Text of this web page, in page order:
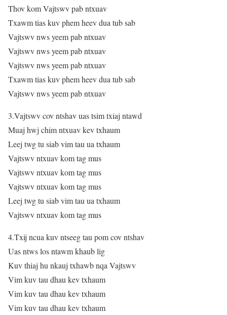
Thov kom Vajtswv pab ntxuav
Txawm tias kuv phem heev dua tub sab
Vajtswv nws yeem pab ntxuav
Vajtswv nws yeem pab ntxuav
Vajtswv nws yeem pab ntxuav
Txawm tias kuv phem heev dua tub sab
Vajtswv nws yeem pab ntxuav
3.Vajtswv cov ntshav uas tsim txiaj ntawd
Muaj hwj chim ntxuav kev txhaum
Leej twg tu siab vim tau ua txhaum
Vajtswv ntxuav kom tag mus
Vajtswv ntxuav kom tag mus
Vajtswv ntxuav kom tag mus
Leej twg tu siab vim tau ua txhaum
Vajtswv ntxuav kom tag mus
4.Txij ncua kuv ntseeg tau pom cov ntshav
Uas ntws los ntawm khaub lig
Kuv thiaj hu nkauj txhawb nqa Vajtswv
Vim kuv tau dhau kev txhaum
Vim kuv tau dhau kev txhaum
Vim kuv tau dhau kev txhaum